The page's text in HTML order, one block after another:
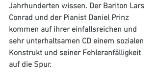
Jahrhunderten wissen. Der Bariton Lars
Conrad und der Pianist Daniel Prinz
kommen auf ihrer einfallsreichen und
sehr unterhaltsamen CD einem sozialen
Konstrukt und seiner Fehleranfälligkeit
auf die Spur.